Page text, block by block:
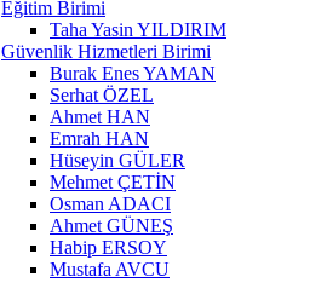
Eğitim Birimi
Taha Yasin YILDIRIM
Güvenlik Hizmetleri Birimi
Burak Enes YAMAN
Serhat ÖZEL
Ahmet HAN
Emrah HAN
Hüseyin GÜLER
Mehmet ÇETİN
Osman ADACI
Ahmet GÜNEŞ
Habip ERSOY
Mustafa AVCU